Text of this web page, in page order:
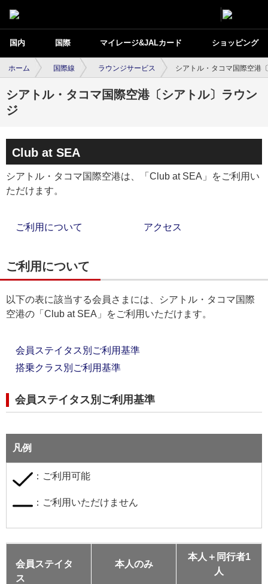
国内 国際 マイレージ&JALカード ショッピング
ホーム 国際線 ラウンジサービス シアトル・タコマ国際空港
シアトル・タコマ国際空港〔シアトル〕ラウン
ジ
Club at SEA
シアトル・タコマ国際空港は、「Club at SEA」をご利用い
ただけます。
ご利用について アクセス
ご利用について
以下の表に該当する会員さまには、シアトル・タコマ国際
空港の「Club at SEA」をご利用いただけます。
会員ステイタス別ご利用基準
搭乗クラス別ご利用基準
会員ステイタス別ご利用基準
凡例
：ご利用可能
：ご利用いただけません
会員ステイタ
ス
本人のみ
本人＋同行者1
人